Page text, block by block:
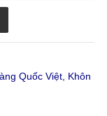
Quốc Việt, Khôn